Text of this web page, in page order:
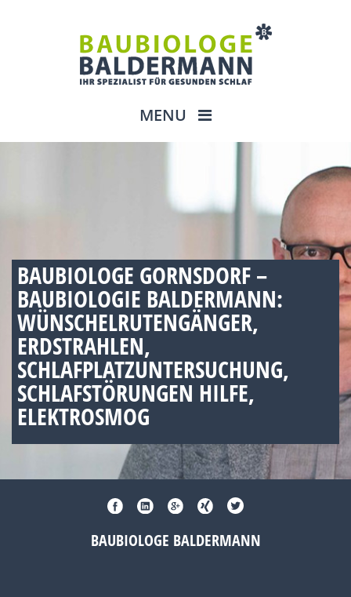
MENU
BAUBIOLOGE GORNSDORF –
BAUBIOLOGIE BALDERMANN:
WÜNSCHELRUTENGÄNGER,
ERDSTRAHLEN,
SCHLAFPLATZUNTERSUCHUNG,
SCHLAFSTÖRUNGEN HILFE,
ELEKTROSMOG
BAUBIOLOGE BALDERMANN